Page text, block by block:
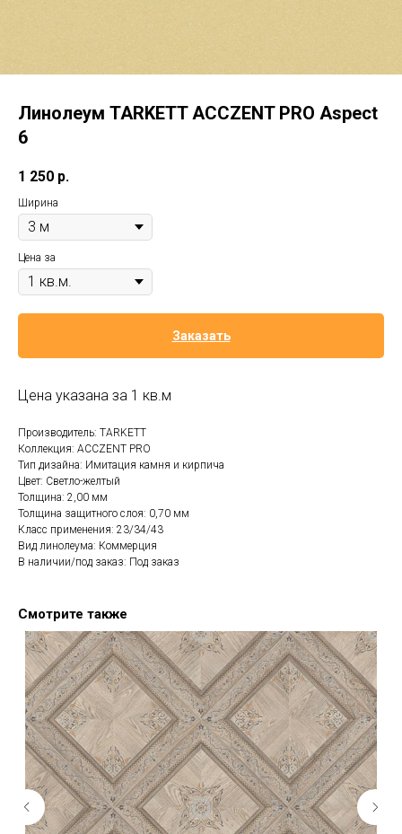
Линолеум TARKETT ACCZENT PRO Aspect
6
1 250 р.
Ширина
Цена за
Заказать
Цена указана за 1 кв.м
Производитель: TARKETT
Коллекция: ACCZENT PRO
Тип дизайна: Имитация камня и кирпича
Цвет: Светло-желтый
Толщина: 2,00 мм
Толщина защитного слоя: 0,70 мм
Класс применения: 23/34/43
Вид линолеума: Коммерция
В наличии/под заказ: Под заказ
Смотрите также